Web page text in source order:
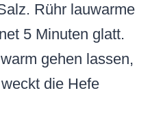
Rühr lauwarme
5 Minuten glatt.
gehen lassen,
die Hefe